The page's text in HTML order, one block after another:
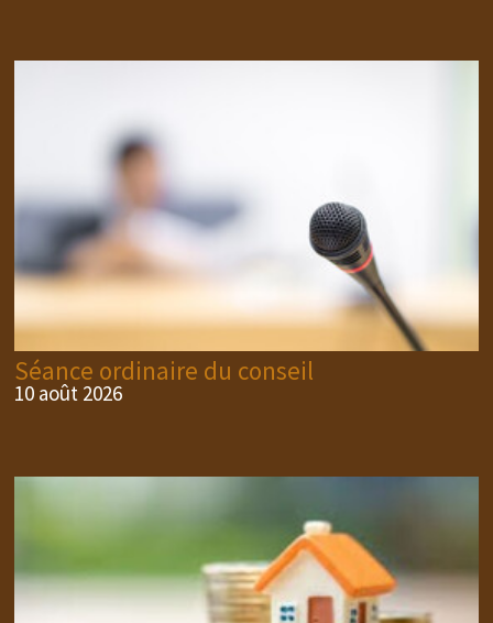
Séance ordinaire du conseil
10 août 2026